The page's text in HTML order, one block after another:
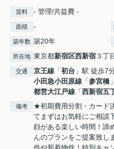
賃料 - 管理/共益費 -
面積 -
築年数 築20年
所在地 東京都新宿区西新宿３丁
交通 京王線 「初台 」駅 徒歩7
小田急小田原線 「参宮橋
都営大江戸線 「西新宿五
備考
★初期費用分割・カード
てまずはお気軽にご相
顔がある楽しい時間！諦
んのプランをご提案致し